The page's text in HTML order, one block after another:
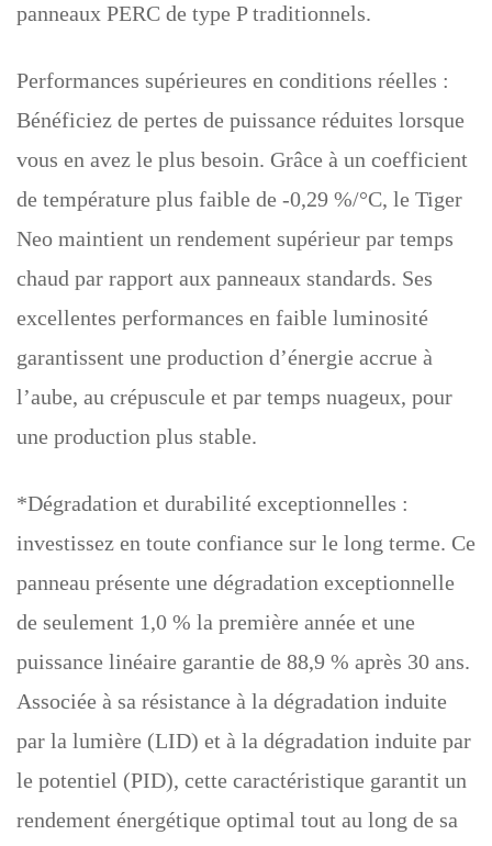
panneaux PERC de type P traditionnels.
Performances supérieures en conditions réelles :
Bénéficiez de pertes de puissance réduites lorsque
vous en avez le plus besoin. Grâce à un coefficient
de température plus faible de -0,29 %/°C, le Tiger
Neo maintient un rendement supérieur par temps
chaud par rapport aux panneaux standards. Ses
excellentes performances en faible luminosité
garantissent une production d’énergie accrue à
l’aube, au crépuscule et par temps nuageux, pour
une production plus stable.
*Dégradation et durabilité exceptionnelles :
investissez en toute confiance sur le long terme. Ce
panneau présente une dégradation exceptionnelle
de seulement 1,0 % la première année et une
puissance linéaire garantie de 88,9 % après 30 ans.
Associée à sa résistance à la dégradation induite
par la lumière (LID) et à la dégradation induite par
le potentiel (PID), cette caractéristique garantit un
rendement énergétique optimal tout au long de sa